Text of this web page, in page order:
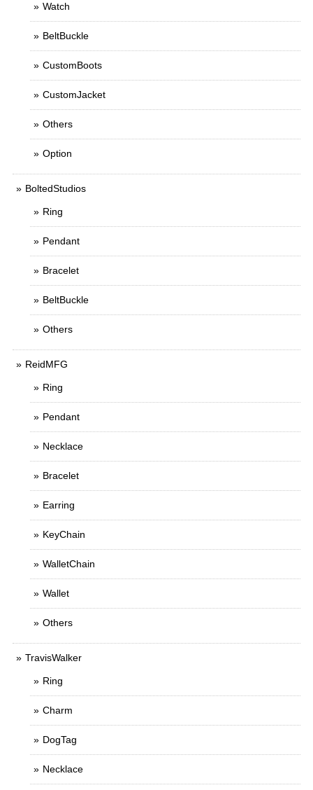
Watch
BeltBuckle
CustomBoots
CustomJacket
Others
Option
BoltedStudios
Ring
Pendant
Bracelet
BeltBuckle
Others
ReidMFG
Ring
Pendant
Necklace
Bracelet
Earring
KeyChain
WalletChain
Wallet
Others
TravisWalker
Ring
Charm
DogTag
Necklace